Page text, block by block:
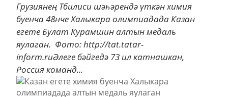
Грузиянең Тбилиси шәһәрендә үткән химия
буенча 48нче Халыкара олимпиадада Казан
егете Булат Курамшин алтын медаль
яулаган. Фото: http://tat.tatar-
inform.ruӘлеге бәйгедә 73 ил катнашкан,
Россия команд...